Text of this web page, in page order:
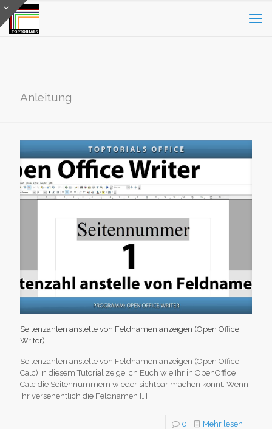
Anleitung
Seitenzahlen anstelle von Feldnamen anzeigen (Open Office
Writer)
Seitenzahlen anstelle von Feldnamen anzeigen (Open Office
Calc) In diesem Tutorial zeige ich Euch wie Ihr in OpenOffice
Calc die Seitennummern wieder sichtbar machen könnt. Wenn
Ihr versehentlich die Feldnamen […]
0 Mehr lesen